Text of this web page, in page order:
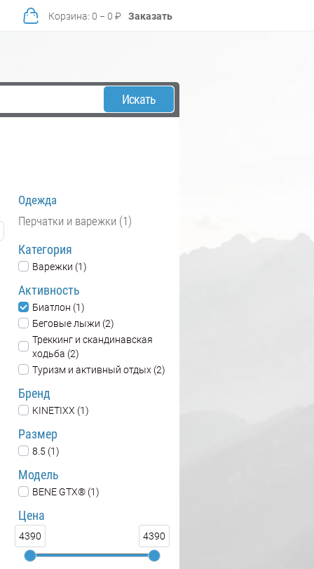
Корзина: 0 − 0 ₽ Заказать
Искать
Одежда
Перчатки и варежки (1)
Категория
Варежки (1)
Активность
Биатлон (1)
Беговые лыжи (2)
Треккинг и скандинавская
ходьба (2)
Туризм и активный отдых (2)
Бренд
KINETIXX (1)
Размер
8.5 (1)
Модель
BENE GTX® (1)
Цена
4390 4390